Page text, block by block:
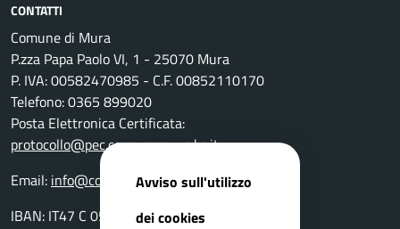
CONTATTI
Comune di Mura
P.zza Papa Paolo VI, 1 - 25070 Mura
P. IVA: 00582470985 - C.F. 00852110170
Telefono: 0365 899020
Posta Elettronica Certificata:
protocollo@pec.comune.mura.bs.it
Email: info@comune.mura.bs.it
IBAN: IT47 C 05116 54280 0000 000 14800
Avviso sull'utilizzo
dei cookies